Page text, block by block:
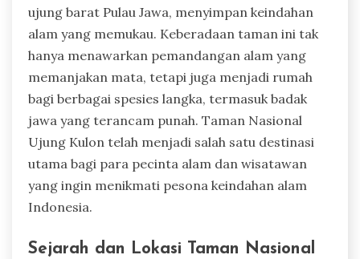
ujung barat Pulau Jawa, menyimpan keindahan
alam yang memukau. Keberadaan taman ini tak
hanya menawarkan pemandangan alam yang
memanjakan mata, tetapi juga menjadi rumah
bagi berbagai spesies langka, termasuk badak
jawa yang terancam punah. Taman Nasional
Ujung Kulon telah menjadi salah satu destinasi
utama bagi para pecinta alam dan wisatawan
yang ingin menikmati pesona keindahan alam
Indonesia.
Sejarah dan Lokasi Taman Nasional